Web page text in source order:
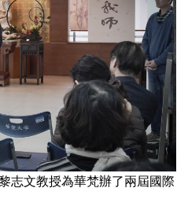
志文教授為華梵辦了兩屆國際